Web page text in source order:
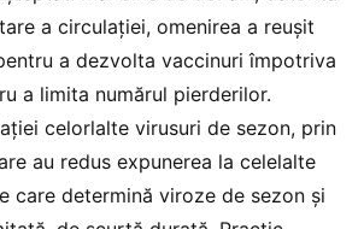
a circulației, omenirea a reușit
a dezvolta vaccinuri împotriva
a limita numărul pierderilor.
celorlalte virusuri de sezon, prin
au redus expunerea la celelalte
care determină viroze de sezon și